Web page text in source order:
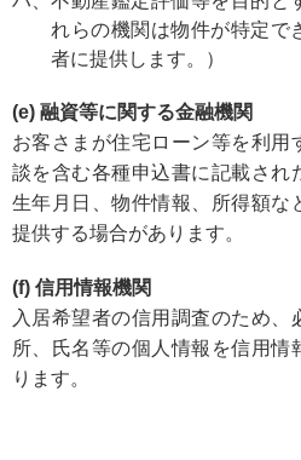
れらの機関は物件が特定で
者に提供します。）
(e) 融資等に関する金融機関
お客さまが住宅ローン等を利用
談を含む各種申込書に記載され
生年月日、物件情報、所得額な
提供する場合があります。
(f) 信用情報機関
入居希望者の信用調査のため、
所、氏名等の個人情報を信用情
ります。